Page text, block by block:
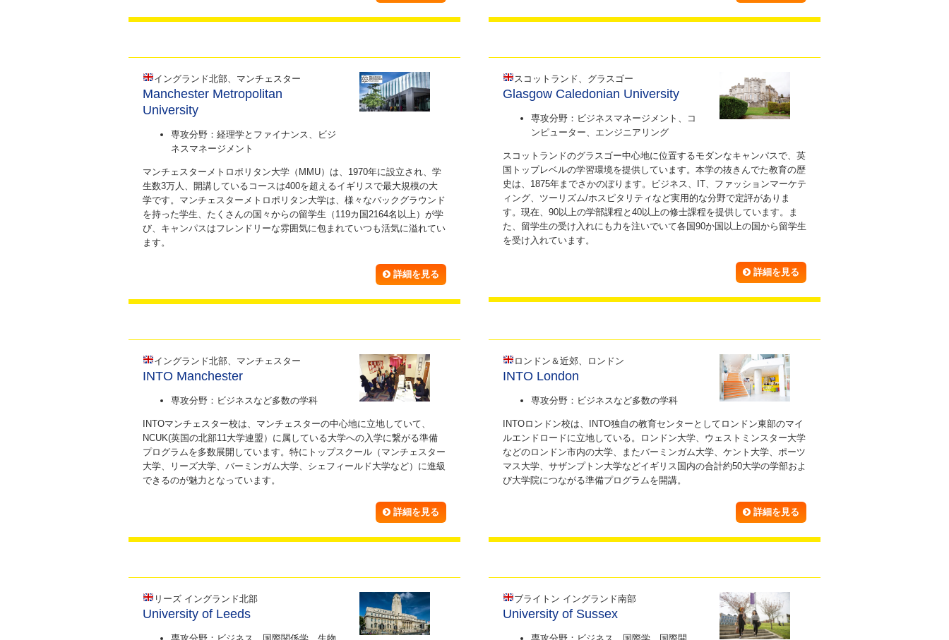
イングランド北部、マンチェスター
Manchester Metropolitan
University
専攻分野：経理学とファイナンス、ビジ
ネスマネージメント
マンチェスターメトロポリタン大学（MMU）は、1970年に設立され、学
生数3万人、開講しているコースは400を超えるイギリスで最大規模の大
学です。マンチェスターメトロポリタン大学は、様々なバックグラウンド
を持った学生、たくさんの国々からの留学生（119カ国2164名以上）が学
び、キャンパスはフレンドリーな雰囲気に包まれていつも活気に溢れてい
ます。
詳細を見る
スコットランド、グラスゴー
Glasgow Caledonian University
専攻分野：ビジネスマネージメント、コ
ンピューター、エンジニアリング
スコットランドのグラスゴー中心地に位置するモダンなキャンパスで、英
国トップレベルの学習環境を提供しています。本学の抜きんでた教育の歴
史は、1875年までさかのぼります。ビジネス、IT、ファッションマーケテ
ィング、ツーリズム/ホスピタリティなど実用的な分野で定評がありま
す。現在、90以上の学部課程と40以上の修士課程を提供しています。ま
た、留学生の受け入れにも力を注いでいて各国90か国以上の国から留学生
を受け入れています。
詳細を見る
イングランド北部、マンチェスター
INTO Manchester
専攻分野：ビジネスなど多数の学科
INTOマンチェスター校は、マンチェスターの中心地に立地していて、
NCUK(英国の北部11大学連盟）に属している大学への入学に繋がる準備
プログラムを多数展開しています。特にトップスクール（マンチェスター
大学、リーズ大学、バーミンガム大学、シェフィールド大学など）に進級
できるのが魅力となっています。
詳細を見る
ロンドン＆近郊、ロンドン
INTO London
専攻分野：ビジネスなど多数の学科
INTOロンドン校は、INTO独自の教育センターとしてロンドン東部のマイ
ルエンドロードに立地している。ロンドン大学、ウェストミンスター大学
などのロンドン市内の大学、またバーミンガム大学、ケント大学、ポーツ
マス大学、サザンプトン大学などイギリス国内の合計約50大学の学部およ
び大学院につながる準備プログラムを開講。
詳細を見る
リーズ イングランド北部
University of Leeds
ブライトン イングランド南部
University of Sussex